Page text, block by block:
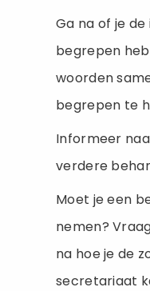
Ga na of je
begrepen
woorden
begrepen te
Informeer
verdere
Moet je een
nemen?
na hoe je de
secretariaat